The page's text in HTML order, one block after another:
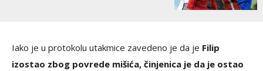
Iako je u protokolu utakmice zavedeno je da je Filip
izostao zbog povrede mišića, činjenica je da je ostao